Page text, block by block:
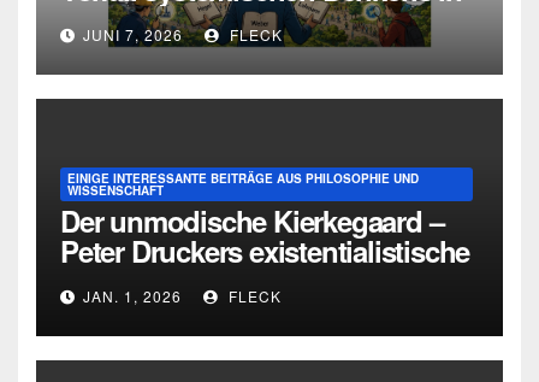
Deutschland
JUNI 7, 2026 FLECK
EINIGE INTERESSANTE BEITRÄGE AUS PHILOSOPHIE UND
WISSENSCHAFT
Der unmodische Kierkegaard –
Peter Druckers existentialistische
Intervention von 1933
JAN. 1, 2026 FLECK